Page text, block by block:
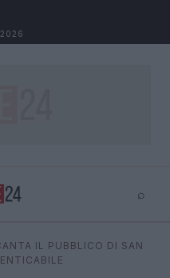
⌕
⌕ ×
IL PUBBLICO DI SAN